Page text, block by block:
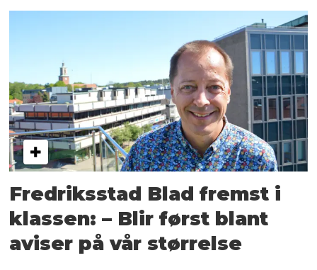
Fredriksstad Blad fremst i
klassen: – Blir først blant
aviser på vår størrelse